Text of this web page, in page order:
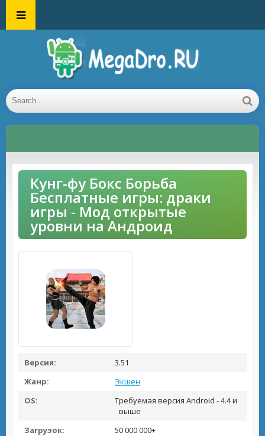
Кунг-фу Бокс Борьба
Бесплатные игры: драки
игры - Мод открытые
уровни на Андроид
Версия:
3.51
Жанр:
Экшен
OS:
Требуемая версия Android - 4.4 и
выше
Загрузок:
50 000 000+